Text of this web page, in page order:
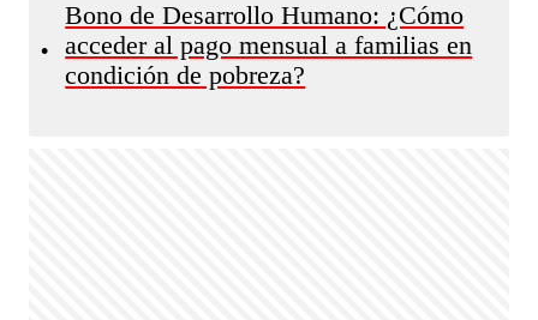
•
Bono de Desarrollo Humano: ¿Cómo
acceder al pago mensual a familias en
condición de pobreza?